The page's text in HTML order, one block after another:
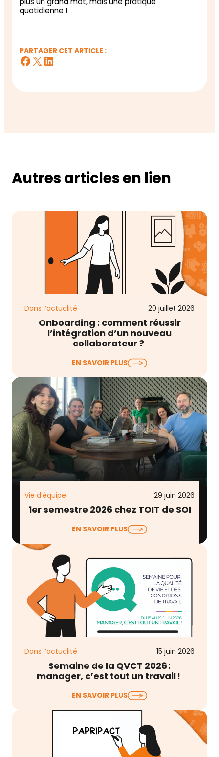
quotidienne !
PARTAGER CET ARTICLE :
Facebook
X LinkedIn
Autres articles en lien
Dans l’actualité 20 juillet 2026
Onboarding : comment réussir
l’intégration d’un nouveau
collaborateur ?
Lorsqu’on évoque l’onboarding collaborateur, on
pense souvent au livret d’accueil, à la remise du
matériel, à…
EN SAVOIR PLUS
Vie d’équipe 29 juin 2026
1er semestre 2026 chez TOIT de SOI
Entre les engagements de fond (RSE, RGPD) et le
développement de nos offres et de notre réseau,
…
EN SAVOIR PLUS
Dans l’actualité 15 juin 2026
Semaine de la QVCT 2026 :
manager, c’est tout un travail !
La Semaine pour la Qualité de Vie et des
Conditions de Travail (QVCT) débute
aujourd’hui…
EN SAVOIR PLUS